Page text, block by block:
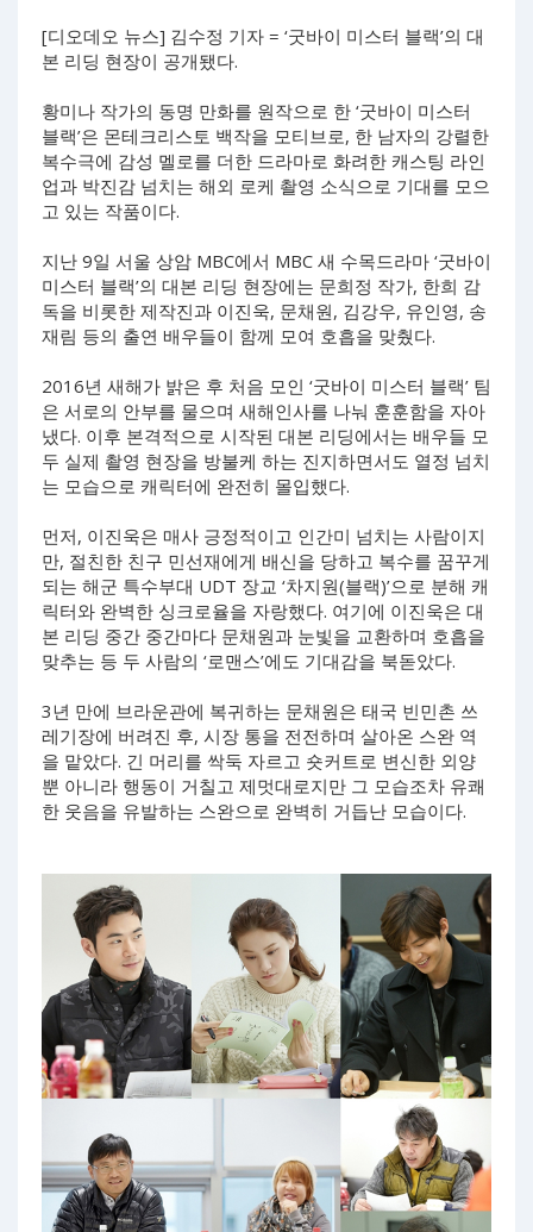
[디오데오 뉴스] 김수정 기자 = ‘굿바이 미스터 블랙’의 대
본 리딩 현장이 공개됐다.
황미나 작가의 동명 만화를 원작으로 한 ‘굿바이 미스터
블랙’은 몬테크리스토 백작을 모티브로, 한 남자의 강렬한
복수극에 감성 멜로를 더한 드라마로 화려한 캐스팅 라인
업과 박진감 넘치는 해외 로케 촬영 소식으로 기대를 모으
고 있는 작품이다.
지난 9일 서울 상암 MBC에서 MBC 새 수목드라마 ‘굿바이
미스터 블랙’의 대본 리딩 현장에는 문희정 작가, 한희 감
독을 비롯한 제작진과 이진욱, 문채원, 김강우, 유인영, 송
재림 등의 출연 배우들이 함께 모여 호흡을 맞췄다.
2016년 새해가 밝은 후 처음 모인 ‘굿바이 미스터 블랙’ 팀
은 서로의 안부를 물으며 새해인사를 나눠 훈훈함을 자아
냈다. 이후 본격적으로 시작된 대본 리딩에서는 배우들 모
두 실제 촬영 현장을 방불케 하는 진지하면서도 열정 넘치
는 모습으로 캐릭터에 완전히 몰입했다.
먼저, 이진욱은 매사 긍정적이고 인간미 넘치는 사람이지
만, 절친한 친구 민선재에게 배신을 당하고 복수를 꿈꾸게
되는 해군 특수부대 UDT 장교 ‘차지원(블랙)’으로 분해 캐
릭터와 완벽한 싱크로율을 자랑했다. 여기에 이진욱은 대
본 리딩 중간 중간마다 문채원과 눈빛을 교환하며 호흡을
맞추는 등 두 사람의 ‘로맨스’에도 기대감을 북돋았다.
3년 만에 브라운관에 복귀하는 문채원은 태국 빈민촌 쓰
레기장에 버려진 후, 시장 통을 전전하며 살아온 스완 역
을 맡았다. 긴 머리를 싹둑 자르고 숏커트로 변신한 외양
뿐 아니라 행동이 거칠고 제멋대로지만 그 모습조차 유쾌
한 웃음을 유발하는 스완으로 완벽히 거듭난 모습이다.